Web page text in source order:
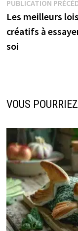
Navigation
de
l’article
PUBLICATION
Les meilleurs
créatifs à
soi
VOUS